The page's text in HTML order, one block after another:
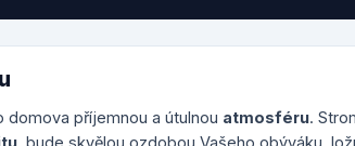
domova příjemnou a útulnou atmosféru.
, bude skvělou ozdobou Vašeho obýváku,